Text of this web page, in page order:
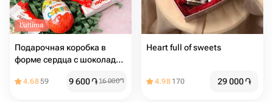
L'ultima
Подарочная коробка в
форме сердца с шоколадом
4.6859 9 600֏16 000֏
Heart full of sweets
4.98 170 29 000֏